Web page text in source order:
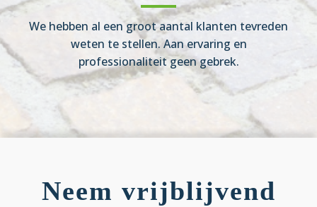
We hebben al een groot aantal klanten tevreden
weten te stellen. Aan ervaring en
professionaliteit geen gebrek.
Neem vrijblijvend